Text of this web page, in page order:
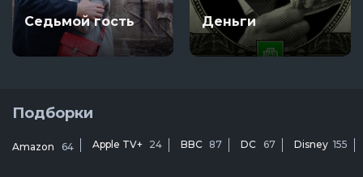
Седьмой гость Деньги
Подборки
Amazon 64 Apple TV+ 24 BBC 87 DC 67 Disney 155